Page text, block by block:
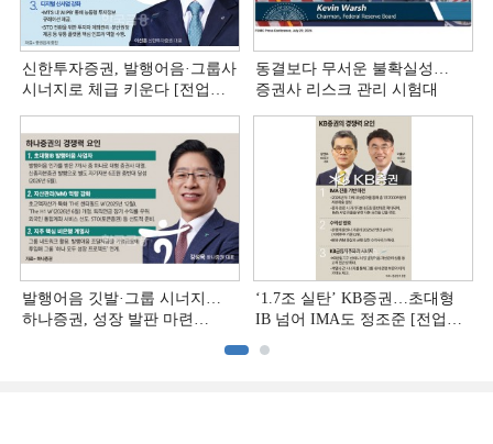
신한투자증권, 발행어음·그룹사
시너지로 체급 키운다 [전업계
동결보다 무서운 불확실성…
증권사 리스크 관리 시험대
발행어음 깃발·그룹 시너지…
하나증권, 성장 발판 마련
‘1.7조 실탄’ KB증권…초대형
IB 넘어 IMA도 정조준 [전업계